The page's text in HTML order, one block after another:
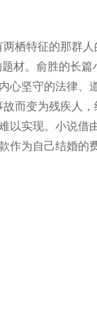
特征的那群人
材。俞胜的长篇
坚守的法律、
而变为残疾人
以实现。小说借
作为自己结婚的